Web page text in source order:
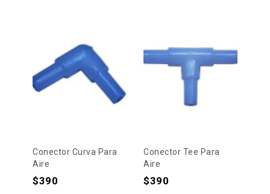
Conector Curva Para
Aire
$390
Conector Tee Para
Aire
$390